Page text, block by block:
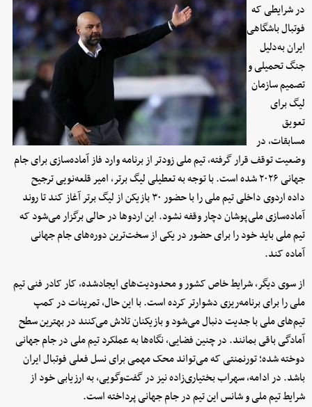
در شرایطی که
فوتبال باشگاهی
ایران به‌دلیل
جنگ تحمیلی و
تصمیم سازمان
لیگ برای
تعویق
مسابقات، در
وضعیت توقف قرار گرفته، تیم ملی زودتر از برنامه وارد فاز آماده‌سازی برای جام
جهانی ۲۰۲۶ شده است. با توجه به تعطیلی لیگ برتر، امیر قلعه‌نویی ترجیح
داده اردوی داخلی تیم ملی را با حضور ۳۰ بازیکن از لیگ برتر آغاز کند تا روند
آماده‌سازی ملی‌پوشان دچار وقفه نشود. این اردوها در حالی برگزار می‌شود که
تیم ملی باید خود را برای حضور در یکی از سخت‌ترین دوره‌های جام جهانی
آماده کند.
از سوی دیگر، شرایط خاص کشور و محدودیت‌های ایجادشده، کار کادر فنی تیم
ملی را برای برنامه‌ریزی دشوارتر کرده است. با این حال، تمرینات در کمپ
تیم‌های ملی با جدیت دنبال می‌شود و بازیکنان تلاش می‌کنند در بهترین سطح
آمادگی باقی بمانند. در چنین فضایی، نگاه‌ها به عملکرد تیم ملی در جام جهانی
دوخته شده؛ تورنمنتی که می‌تواند محک مهمی برای نسل فعلی فوتبال ایران
باشد. در ادامه، سهراب بختیاری‌زاده نیز در گفت‌وگویی، به ارزیابی خود از
شرایط تیم ملی و شانس این تیم در جام جهانی پرداخته است.